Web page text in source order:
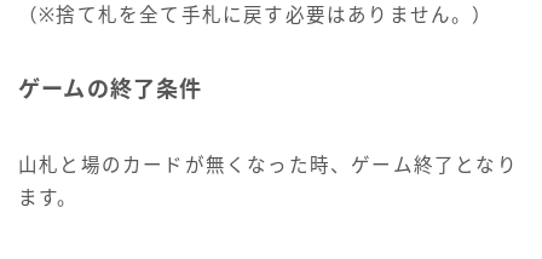
（※捨て札を全て手札に戻す必要はありません。）
ゲームの終了条件
山札と場のカードが無くなった時、ゲーム終了となり
ます。